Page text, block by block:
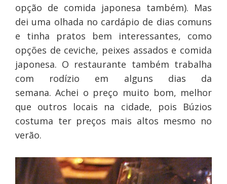
opção de comida japonesa também). Mas
dei uma olhada no cardápio de dias comuns
e tinha pratos bem interessantes, como
opções de ceviche, peixes assados e comida
japonesa. O restaurante também trabalha
com rodízio em alguns dias da
semana. Achei o preço muito bom, melhor
que outros locais na cidade, pois Búzios
costuma ter preços mais altos mesmo no
verão.